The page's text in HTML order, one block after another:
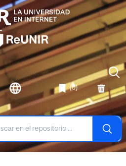
(0)